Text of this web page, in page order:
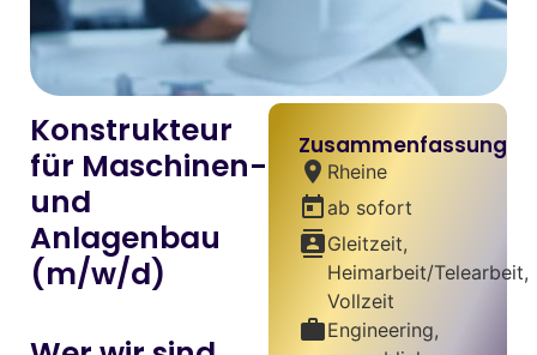
Konstrukteur
für Maschinen-
und
Anlagenbau
(m/w/d)
Zusammenfassung
location_on Rheine
todayab sofort
contactsGleitzeit,
Heimarbeit/Telearbeit,
Vollzeit
workEngineering,